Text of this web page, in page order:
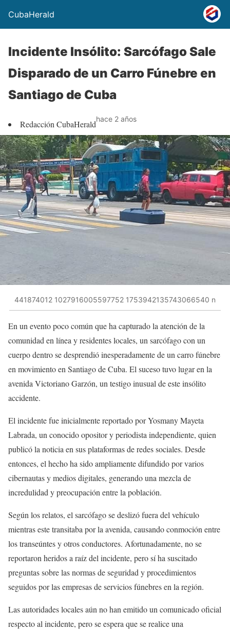
CubaHerald
Incidente Insólito: Sarcófago Sale
Disparado de un Carro Fúnebre en
Santiago de Cuba
Redacción CubaHeraldhace 2 años
441874012 1027916005597752 1753942135743066540 n
En un evento poco común que ha capturado la atención de la
comunidad en línea y residentes locales, un sarcófago con un
cuerpo dentro se desprendió inesperadamente de un carro fúnebre
en movimiento en Santiago de Cuba. El suceso tuvo lugar en la
avenida Victoriano Garzón, un testigo inusual de este insólito
accidente.
El incidente fue inicialmente reportado por Yosmany Mayeta
Labrada, un conocido opositor y periodista independiente, quien
publicó la noticia en sus plataformas de redes sociales. Desde
entonces, el hecho ha sido ampliamente difundido por varios
cibernautas y medios digitales, generando una mezcla de
incredulidad y preocupación entre la población.
Según los relatos, el sarcófago se deslizó fuera del vehículo
mientras este transitaba por la avenida, causando conmoción entre
los transeúntes y otros conductores. Afortunadamente, no se
reportaron heridos a raíz del incidente, pero sí ha suscitado
preguntas sobre las normas de seguridad y procedimientos
seguidos por las empresas de servicios fúnebres en la región.
Las autoridades locales aún no han emitido un comunicado oficial
respecto al incidente, pero se espera que se realice una